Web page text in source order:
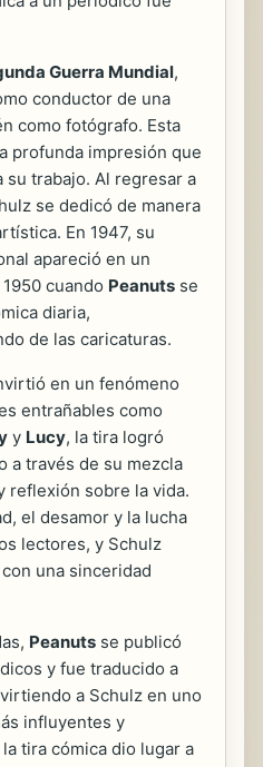
Guerra Mundial,
conductor de una
como fotógrafo. Esta
profunda impresión que
trabajo. Al regresar a
se dedicó de manera
En 1947, su
apareció en un
cuando Peanuts se
diaria,
de las caricaturas.
en un fenómeno
entrañables como
y Lucy, la tira logró
a través de su mezcla
reflexión sobre la vida.
el desamor y la lucha
lectores, y Schulz
una sinceridad
Peanuts se publicó
y fue traducido a
a Schulz en uno
influyentes y
tira cómica dio lugar a